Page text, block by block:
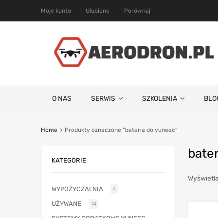
Moje konto Ulubione Porównaj
O NAS SERWIS SZKOLENIA
Home Produkty oznaczone “bateria do yuneec”
KATEGORIE
WYPOŻYCZALNIA 4
UŻYWANE 14